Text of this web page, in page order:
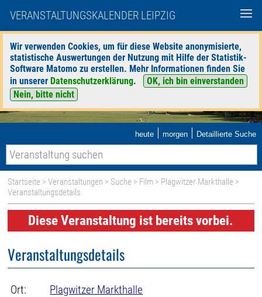
VERANSTALTUNGSKALENDER LEIPZIG
Wir verwenden Cookies, um für diese Website anonymisierte,
statistische Auswertungen der Nutzung mit Hilfe der Statistik-
Software Matomo zu erstellen. Mehr Informationen finden Sie
in unserer Datenschutzerklärung.
OK, ich bin einverstanden
Nein, bitte nicht
heute | morgen | Detaillierte Suche
Startseite >Veranstaltungen > Suche > Film > Plagwitzer Markthalle >
Veranstaltungsdetails
Diese Veranstaltung ist bereits vorbei.
Veranstaltungsdetails
Ort:
Plagwitzer Markthalle